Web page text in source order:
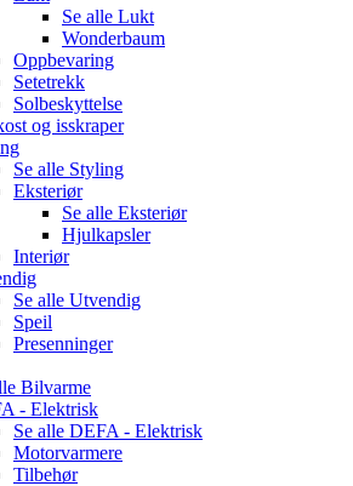
Se alle Lukt
Wonderbaum
Oppbevaring
Setetrekk
Solbeskyttelse
og isskraper
Se alle Styling
Eksteriør
Se alle Eksteriør
Hjulkapsler
Interiør
Se alle Utvendig
Speil
Presenninger
Bilvarme
- Elektrisk
Se alle DEFA - Elektrisk
Motorvarmere
Tilbehør